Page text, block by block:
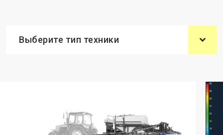
Выберите тип техники